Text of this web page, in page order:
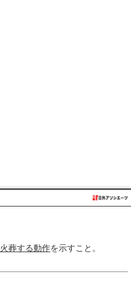
火葬する動作を示すこと。